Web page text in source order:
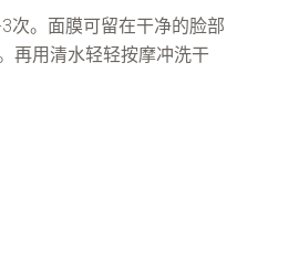
次。面膜可留在干净的脸部
再用清水轻轻按摩冲洗干